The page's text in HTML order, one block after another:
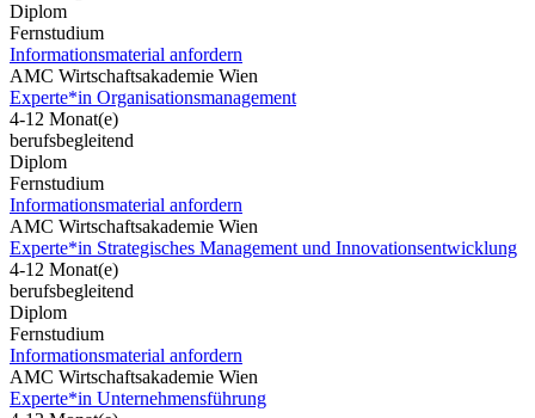
Diplom
Fernstudium
Informationsmaterial anfordern
AMC Wirtschaftsakademie Wien
Experte*in Organisationsmanagement
4-12 Monat(e)
berufsbegleitend
Diplom
Fernstudium
Informationsmaterial anfordern
AMC Wirtschaftsakademie Wien
Experte*in Strategisches Management und Innovationsentwicklung
4-12 Monat(e)
berufsbegleitend
Diplom
Fernstudium
Informationsmaterial anfordern
AMC Wirtschaftsakademie Wien
Experte*in Unternehmensführung